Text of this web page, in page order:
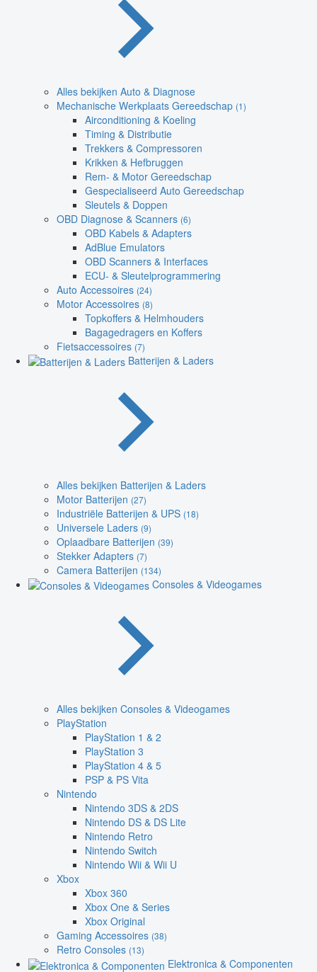
Alles bekijken Auto & Diagnose
Mechanische Werkplaats Gereedschap (1)
Airconditioning & Koeling
Timing & Distributie
Trekkers & Compressoren
Krikken & Hefbruggen
Rem- & Motor Gereedschap
Gespecialiseerd Auto Gereedschap
Sleutels & Doppen
OBD Diagnose & Scanners (6)
OBD Kabels & Adapters
AdBlue Emulators
OBD Scanners & Interfaces
ECU- & Sleutelprogrammering
Auto Accessoires (24)
Motor Accessoires (8)
Topkoffers & Helmhouders
Bagagedragers en Koffers
Fietsaccessoires (7)
Batterijen & Laders
Alles bekijken Batterijen & Laders
Motor Batterijen (27)
Industriële Batterijen & UPS (18)
Universele Laders (9)
Oplaadbare Batterijen (39)
Stekker Adapters (7)
Camera Batterijen (134)
Consoles & Videogames
Alles bekijken Consoles & Videogames
PlayStation
PlayStation 1 & 2
PlayStation 3
PlayStation 4 & 5
PSP & PS Vita
Nintendo
Nintendo 3DS & 2DS
Nintendo DS & DS Lite
Nintendo Retro
Nintendo Switch
Nintendo Wii & Wii U
Xbox
Xbox 360
Xbox One & Series
Xbox Original
Gaming Accessoires (38)
Retro Consoles (13)
Elektronica & Componenten